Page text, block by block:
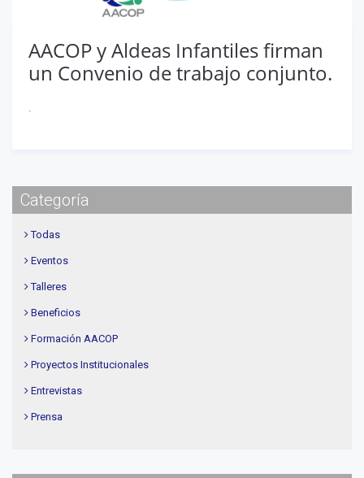
AACOP y Aldeas Infantiles firman
un Convenio de trabajo conjunto.
.
Categoría
Todas
Eventos
Talleres
Beneficios
Formación AACOP
Proyectos Institucionales
Entrevistas
Prensa